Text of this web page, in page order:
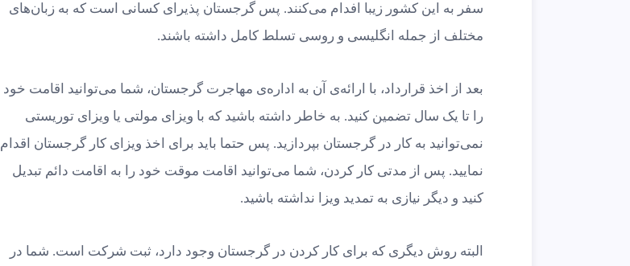
سفر به این کشور زیبا افدام می‌کنند. پس گرجستان پذیرای کسانی است که به زبان‌های
مختلف از جمله انگلیسی و روسی تسلط کامل داشته باشند.
بعد از اخذ قرارداد، با ارائه‌ی آن به اداره‌ی مهاجرت گرجستان، شما می‌توانید اقامت خود
را تا یک سال تضمین کنید. به خاطر داشته باشید که با ویزای مولتی یا ویزای توریستی
نمی‌توانید به کار در گرجستان بپردازید. پس حتما باید برای اخذ ویزای کار گرجستان اقدام
نمایید. پس از مدتی کار کردن،‌ شما می‌توانید اقامت موقت خود را به اقامت دائم تبدیل
کنید و دیگر نیازی به تمدید ویزا نداشته باشید.
البته روش دیگری که برای کار کردن در گرجستان وجود دارد،‌ ثبت شرکت است. شما در